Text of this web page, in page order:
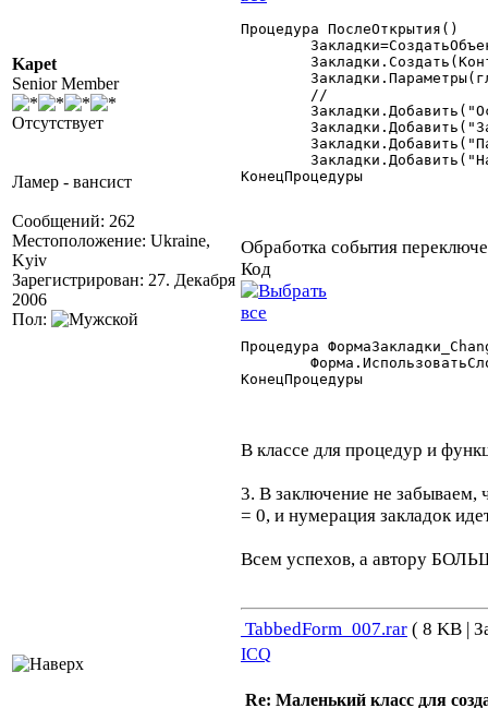
Kapet
Senior Member
Отсутствует
Ламер - вансист
Сообщений: 262
Местоположение: Ukraine,
Kyiv
Зарегистрирован: 27. Декабря
2006
Пол:
Процедура ПослеОткрытия()
КонецПроцедуры
Обработка события
Код
Процедура
КонецПроцедуры
В классе для процедур и
3. В заключение не забываем,
= 0, и нумерация закладок
Всем успехов, а автору
TabbedForm_007.rar ( 8 KB |
ICQ
Re: Маленький класс для